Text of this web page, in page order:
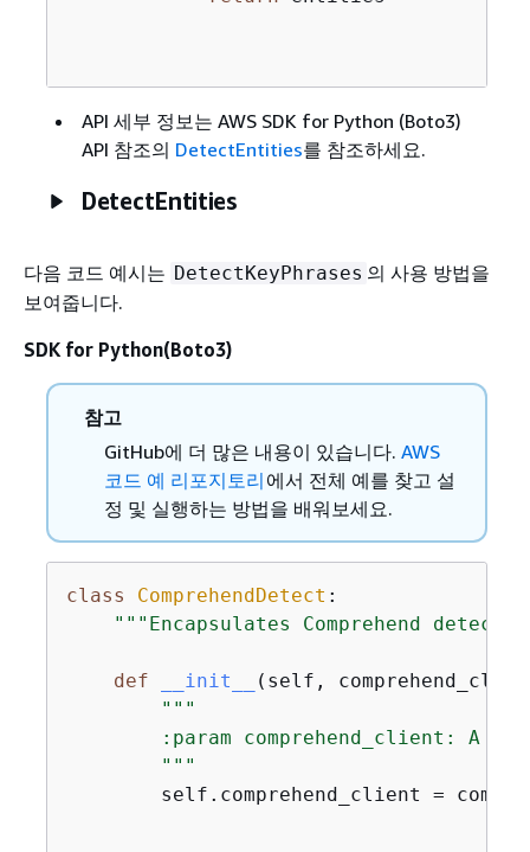
API 세부 정보는 AWS SDK for Python (Boto3)
API 참조의 DetectEntities를 참조하세요.
DetectEntities
다음 코드 예시는 DetectKeyPhrases 의 사용 방법을
보여줍니다.
SDK for Python(Boto3)
참고
GitHub에 더 많은 내용이 있습니다. AWS
코드 예 리포지토리 에서 전체 예를 찾고 설
정 및 실행하는 방법을 배워보세요.
class ComprehendDetect :
"""Encapsulates Comprehend
def __init__ ( self,
"""
:param comprehend_client: A
        """
self.comprehend_client =